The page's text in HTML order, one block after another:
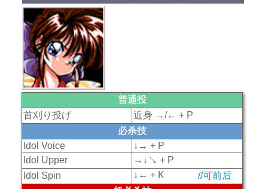
普通投
首刈り投げ
近身 →/← + P
必杀技
Idol Voice
↓→ + P
Idol Upper
→↓↘ + P
Idol Spin
↓← + K
//可前后